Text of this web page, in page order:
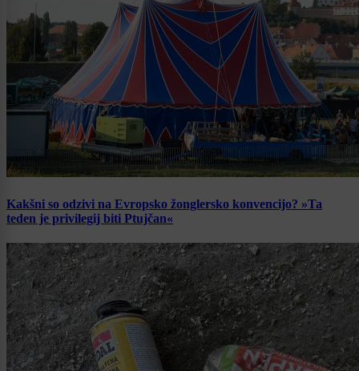
Kakšni so odzivi na Evropsko žonglersko konvencijo? »Ta
teden je privilegij biti Ptujčan«